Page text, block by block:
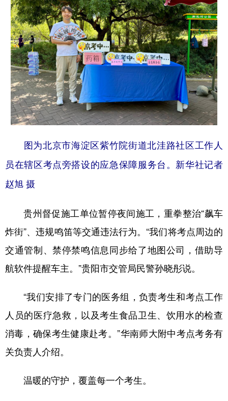
图为北京市海淀区紫竹院街道北洼路社区工作人
员在辖区考点旁搭设的应急保障服务台。新华社记者
赵旭 摄
贵州督促施工单位暂停夜间施工，重拳整治“飙车
炸街”、违规鸣笛等交通违法行为。“我们将考点周边的
交通管制、禁停禁鸣信息同步给了地图公司，借助导
航软件提醒车主。”贵阳市交管局民警孙晓彤说。
“我们安排了专门的医务组，负责考生和考点工作
人员的医疗急救，以及考生食品卫生、饮用水的检查
消毒，确保考生健康赴考。”华南师大附中考点考务有
关负责人介绍。
温暖的守护，覆盖每一个考生。